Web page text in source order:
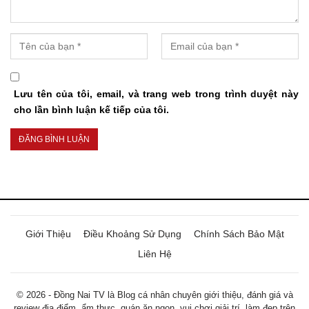
Lưu tên của tôi, email, và trang web trong trình duyệt này
cho lần bình luận kế tiếp của tôi.
Giới Thiệu Điều Khoảng Sử Dụng
Chính Sách Bảo Mật
Liên Hệ
© 2026 - Đồng Nai TV là Blog cá nhân chuyên giới thiệu, đánh giá và